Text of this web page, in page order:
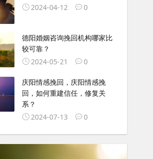
2024-04-12
0
德阳婚姻咨询挽回机构哪家比
较可靠？
2024-05-21
0
庆阳情感挽回，庆阳情感挽
回，如何重建信任，修复关
系？
2024-07-13
0